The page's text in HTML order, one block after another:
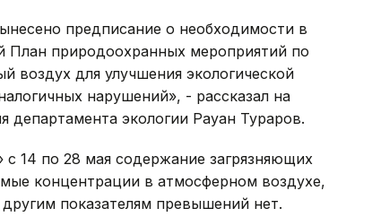
предписание о необходимости в
План природоохранных мероприятий по
для улучшения экологической
нарушений», - рассказал на
департамента экологии Рауан Тураров.
14 по 28 мая содержание загрязняющих
концентрации в атмосферном воздухе,
показателям превышений нет.